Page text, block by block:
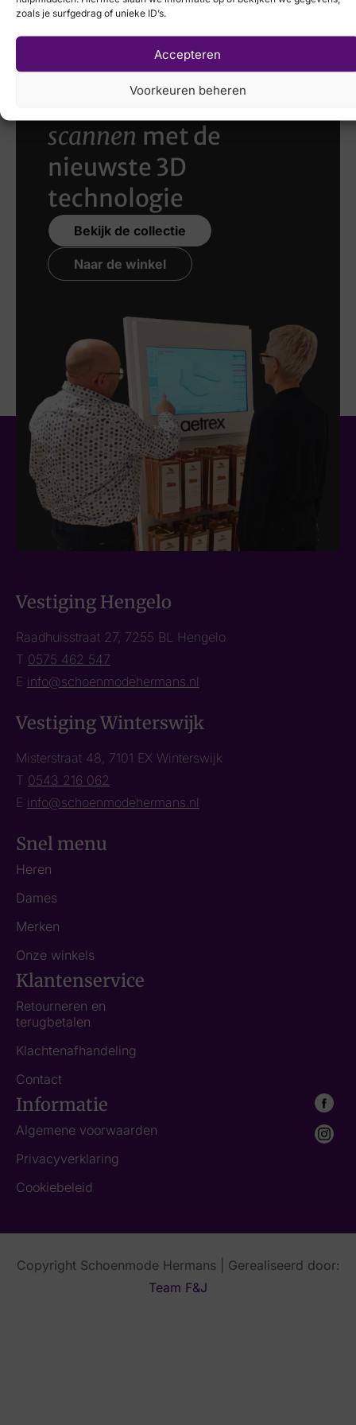
zoals je surfgedrag of unieke ID’s.
Accepteren
Voorkeuren beheren
Laat uw voeten
scannen met de
nieuwste 3D
technologie
Bekijk de collectie
Naar de winkel
Vestiging Hengelo
Raadhuisstraat 27, 7255 BL Hengelo
T 0575 462 547
E info@schoenmodehermans.nl
Vestiging Winterswijk
Misterstraat 48, 7101 EX Winterswijk
T 0543 216 062
E info@schoenmodehermans.nl
Snel menu
Heren
Dames
Merken
Onze winkels
Klantenservice
Retourneren en
terugbetalen
Klachtenafhandeling
Contact
Informatie
Algemene voorwaarden
Privacyverklaring
Cookiebeleid
Copyright Schoenmode Hermans | Gerealiseerd door:
Team F&J